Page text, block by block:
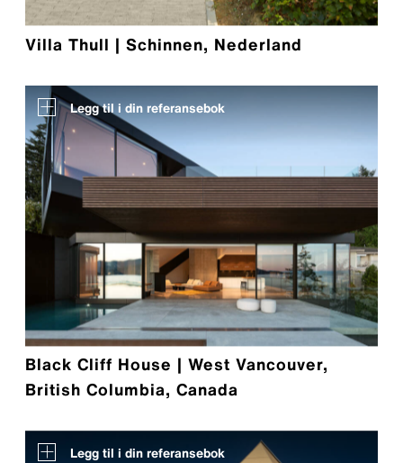
Villa Thull | Schinnen, Nederland
Legg til i din referansebok
Black Cliff House | West Vancouver,
British Columbia, Canada
Legg til i din referansebok